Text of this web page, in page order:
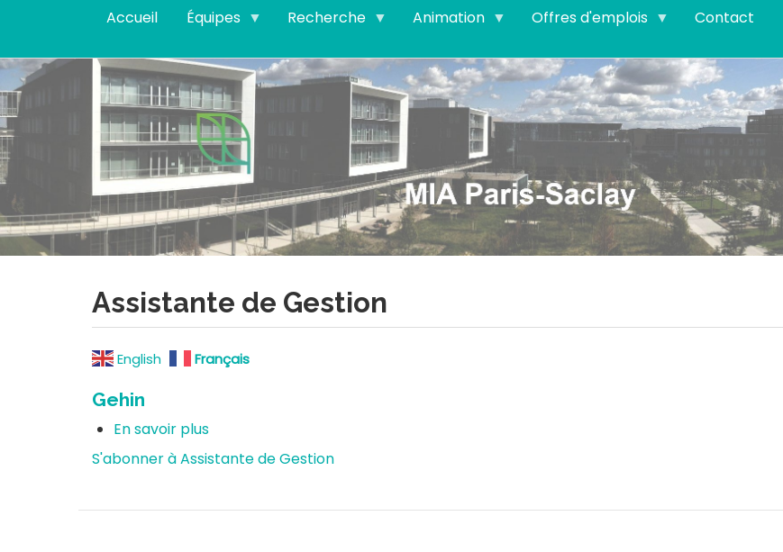
principal
Accueil Équipes Recherche Animation Offres d'emplois Contact
Assistante de Gestion
English Français
Gehin
En savoir plus
Gehin
S'abonner à Assistante de Gestion